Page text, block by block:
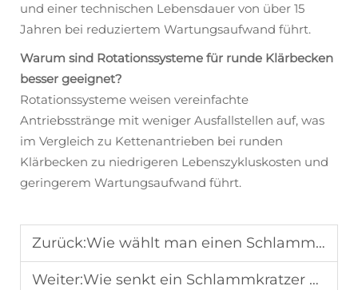
und einer technischen Lebensdauer von über 15
Jahren bei reduziertem Wartungsaufwand führt.
Warum sind Rotationssysteme für runde Klärbecken
besser geeignet?
Rotationssysteme weisen vereinfachte
Antriebsstränge mit weniger Ausfallstellen auf, was
im Vergleich zu Kettenantrieben bei runden
Klärbecken zu niedrigeren Lebenszykluskosten und
geringerem Wartungsaufwand führt.
Zurück:Wie wählt man einen Schlammabschneider für die Ausrüstung einer Kläranlage aus?
Weiter:Wie senkt ein Schlammkratzer die Betriebskosten